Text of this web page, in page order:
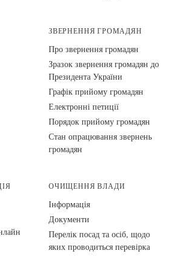
ЗВЕРНЕННЯ ГРОМАДЯН
Про звернення громадян
Зразок звернення громадян до
Президента України
Графік прийому громадян
Електронні петиції
Порядок прийому громадян
Стан опрацювання звернень
громадян
ОЧИЩЕННЯ ВЛАДИ
Інформація
Документи
Перелік посад та осіб, щодо
яких проводиться перевірка